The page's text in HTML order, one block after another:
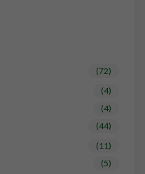
(72)
(4)
(4)
(44)
(11)
(5)